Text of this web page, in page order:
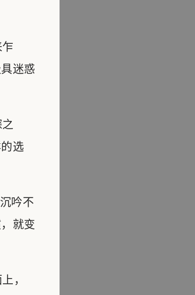
迷惑
选
吟不
就变
，